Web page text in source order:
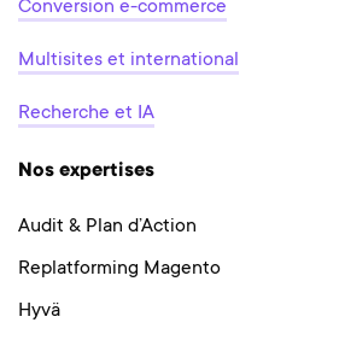
Conversion e-commerce
Multisites et international
Recherche et IA
Nos expertises
Audit & Plan d’Action
Replatforming Magento
Hyvä